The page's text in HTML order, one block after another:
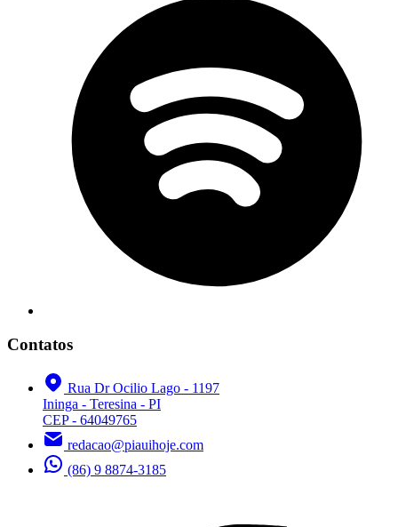
Contatos
Rua Dr Ocilio Lago - 1197
Ininga - Teresina - PI
CEP - 64049765
redacao@piauihoje.com
(86) 9 8874-3185